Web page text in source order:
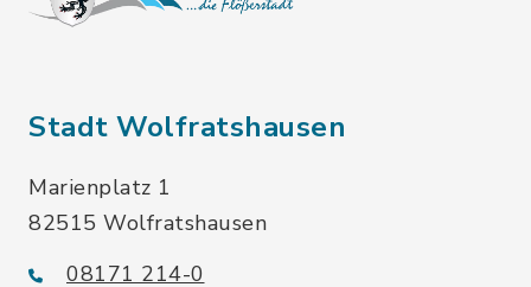
Stadt Wolfratshausen
Marienplatz 1
82515 Wolfratshausen
08171 214-0